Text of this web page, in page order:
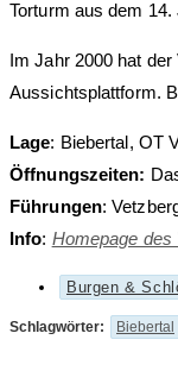
Torturm aus dem
Im Jahr 2000 hat
Aussichtsplattform.
Lage: Biebertal, OT
Öffnungszeiten:
Führungen:
Info: Homepage des
Beitrags-
Kategorie:
Burgen &
Schlagwörter: Biebertal